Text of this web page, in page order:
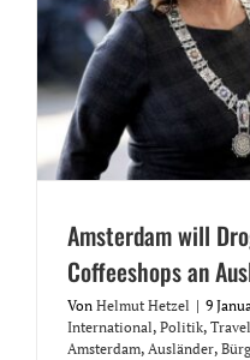
Amsterdam will
Coffeeshops an
Von Helmut Hetzel | 9
International, Politik,
Amsterdam, Ausländer,